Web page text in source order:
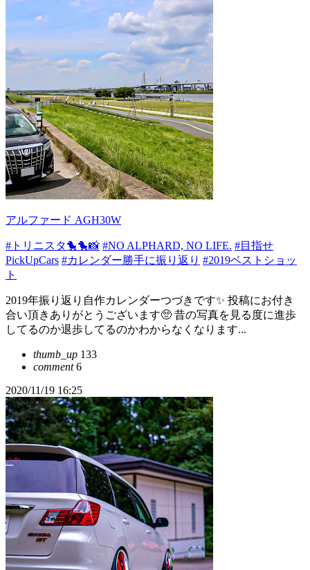
アルファード AGH30W
#トリニスタ🐤🐤📸 #NO ALPHARD, NO LIFE. #目指せ
PickUpCars #カレンダー勝手に振り返り #2019ベストショッ
ト
2019年振り返り自作カレンダーつづきです✨ 投稿にお付き
合い頂きありがとうございます🥺 昔の写真を見る度に進歩
してるのか退歩してるのかわからなくなります...
thumb_up 133
comment6
2020/11/19 16:25